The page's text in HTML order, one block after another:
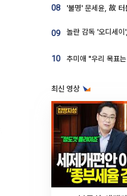
08
09
10
최신 영상